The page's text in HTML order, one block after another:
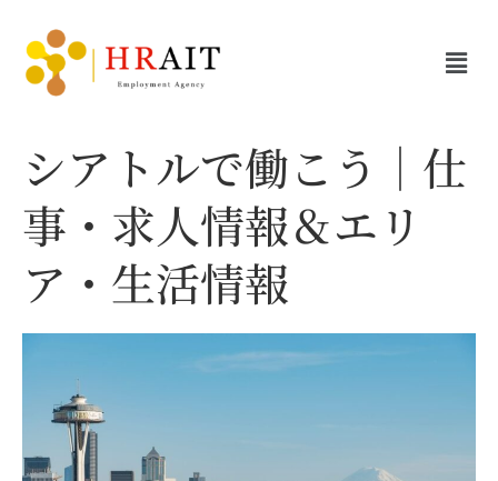
シアトルで働こう｜仕
事・求人情報＆エリ
ア・生活情報